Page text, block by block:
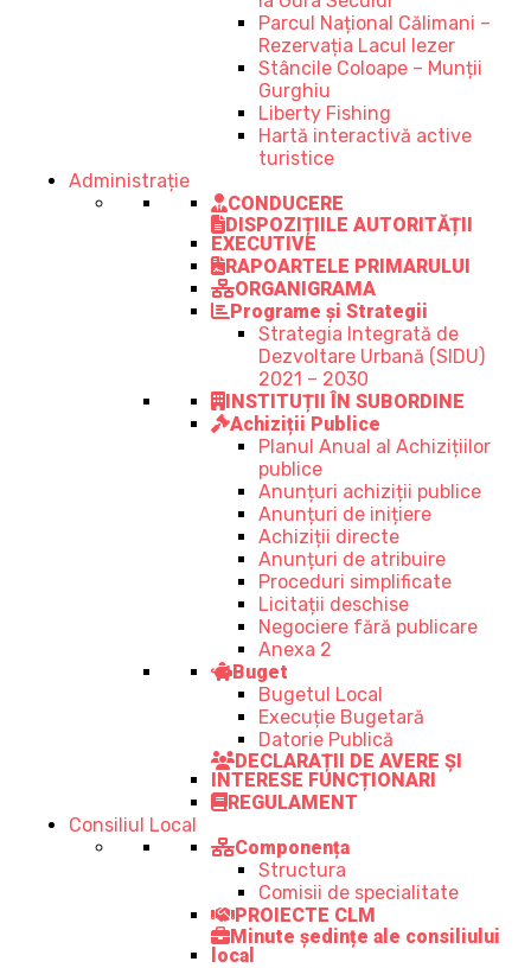
Parcul Național Călimani –
Rezervația Lacul Iezer
Stâncile Coloape – Munții
Gurghiu
Liberty Fishing
Hartă interactivă active
turistice
Administrație
CONDUCERE
DISPOZIȚIILE AUTORITĂȚII
EXECUTIVE
RAPOARTELE PRIMARULUI
ORGANIGRAMA
Programe și Strategii
Strategia Integrată de
Dezvoltare Urbană (SIDU)
2021 – 2030
INSTITUȚII ÎN SUBORDINE
Achiziții Publice
Planul Anual al Achizițiilor
publice
Anunțuri achiziții publice
Anunțuri de inițiere
Achiziții directe
Anunțuri de atribuire
Proceduri simplificate
Licitații deschise
Negociere fără publicare
Anexa 2
Buget
Bugetul Local
Execuție Bugetară
Datorie Publică
DECLARAȚII DE AVERE ȘI
INTERESE FUNCȚIONARI
REGULAMENT
Consiliul Local
Componența
Structura
Comisii de specialitate
PROIECTE CLM
Minute ședințe ale consiliului
local